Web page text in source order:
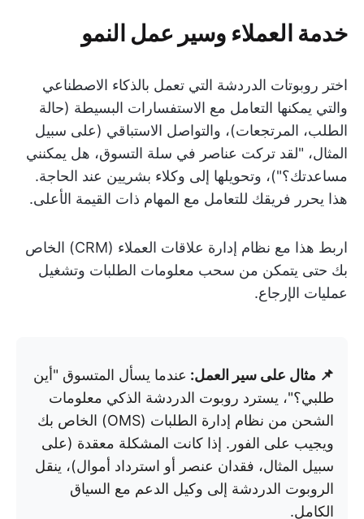
خدمة العملاء وسير عمل النمو
اختر روبوتات الدردشة التي تعمل بالذكاء الاصطناعي
والتي يمكنها التعامل مع الاستفسارات البسيطة (حالة
الطلب، المرتجعات)، والتواصل الاستباقي (على سبيل
المثال، "لقد تركت عناصر في سلة التسوق، هل يمكنني
مساعدتك؟")، وتحويلها إلى وكلاء بشريين عند الحاجة.
هذا يحرر فريقك للتعامل مع المهام ذات القيمة الأعلى.
اربط هذا مع نظام إدارة علاقات العملاء (CRM) الخاص
بك حتى يتمكن من سحب معلومات الطلبات وتشغيل
عمليات الإرجاع.
📌 مثال على سير العمل: عندما يسأل المتسوق "أين
طلبي؟"، يسترد روبوت الدردشة الذكي معلومات
الشحن من نظام إدارة الطلبات (OMS) الخاص بك
ويجيب على الفور. إذا كانت المشكلة معقدة (على
سبيل المثال، فقدان عنصر أو استرداد أموال)، ينقل
الروبوت الدردشة إلى وكيل الدعم مع السياق
الكامل.